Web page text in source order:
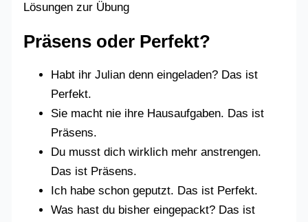
Lösungen zur Übung
Präsens oder Perfekt?
Habt ihr Julian denn eingeladen? Das ist
Perfekt.
Sie macht nie ihre Hausaufgaben. Das ist
Präsens.
Du musst dich wirklich mehr anstrengen.
Das ist Präsens.
Ich habe schon geputzt. Das ist Perfekt.
Was hast du bisher eingepackt? Das ist